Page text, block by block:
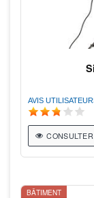
AVIS
CONSULTER
BÂTIMENT